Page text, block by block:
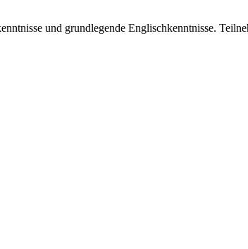
und grundlegende Englischkenntnisse.